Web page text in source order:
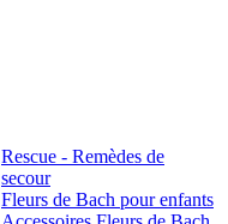
Rescue - Remèdes de
secour
Fleurs de Bach pour enfants